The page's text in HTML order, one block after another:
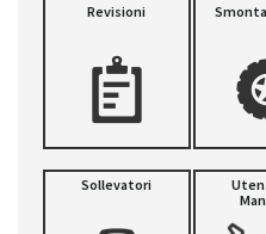
Revisioni
Sollevatori